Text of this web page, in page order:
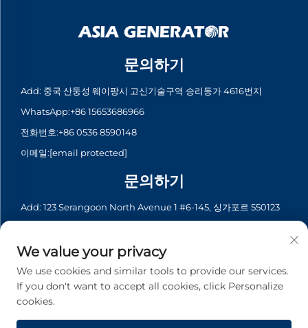
문의하기
Add: 중국 산둥성 웨이팡시 고신기술구역 승리동가 4616번지
WhatsApp:+86 15653686966
전화번호:+86 0536 8590148
이메일:[email protected]
문의하기
Add: 123 Serangoon North Avenue 1 #6-145, 싱가포르 550123
전화번호:+65 6935 2033
이메일:[email protected]
We value your privacy
We use cookies and similar tools to provide our services.
If you don't want to accept all cookies, click Personalize
cookies.